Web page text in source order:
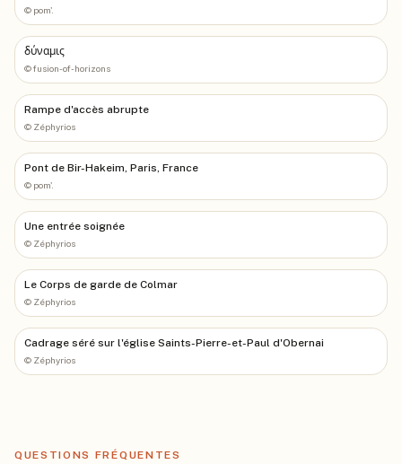
© pom'.
δύναμις
©fusion-of-horizons
Rampe d'accès abrupte
© Zéphyrios
Pont de Bir-Hakeim, Paris, France
© pom'.
Une entrée soignée
© Zéphyrios
Le Corps de garde de Colmar
© Zéphyrios
Cadrage séré sur l'église Saints-Pierre-et-Paul d'Obernai
© Zéphyrios
QUESTIONS FRÉQUENTES